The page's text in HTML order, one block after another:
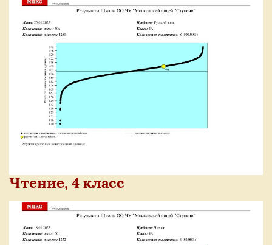
Чтение, 4 класс